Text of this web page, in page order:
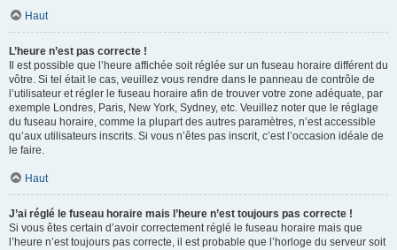
Haut
L’heure n’est pas correcte !
Il est possible que l’heure affichée soit réglée sur un fuseau horaire différent du
vôtre. Si tel était le cas, veuillez vous rendre dans le panneau de contrôle de
l’utilisateur et régler le fuseau horaire afin de trouver votre zone adéquate, par
exemple Londres, Paris, New York, Sydney, etc. Veuillez noter que le réglage
du fuseau horaire, comme la plupart des autres paramètres, n’est accessible
qu’aux utilisateurs inscrits. Si vous n’êtes pas inscrit, c’est l’occasion idéale de
le faire.
Haut
J’ai réglé le fuseau horaire mais l’heure n’est toujours pas correcte !
Si vous êtes certain d’avoir correctement réglé le fuseau horaire mais que
l’heure n’est toujours pas correcte, il est probable que l’horloge du serveur soit